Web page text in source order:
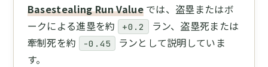
Basestealing Run Valueでは、盗塁またはボ
ークによる進塁を約
+0.2
ラン、盗塁死または
牽制死を約
-0.45
ランとして説明していま
す。